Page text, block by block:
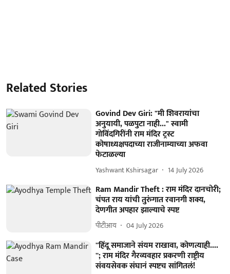
Related Stories
Govind Dev Giri: "मी शिवरायांचा
अनुयायी, पळपुटा नाही..." स्वामी
गोविंदगिरींनी राम मंदिर ट्रस्ट
कोषाध्यक्षपदाच्या राजीनाम्याच्या अफवा
फेटाळल्या
Yashwant Kshirsagar 14 July 2026
Ram Mandir Theft : राम मंदिर दानचोरी;
चंपत राय यांची तुरुंगात रवानगी शक्य,
देणगीत अपहार झाल्याचे स्पष्ट
पीटीआय 04 July 2026
''हिंदू समाजाने संयम राखावा, कोणत्याही....
''; राम मंदिर गैरव्यवहार प्रकरणी राष्ट्रीय
संवयसेवक संघानं स्पष्टच सांगितलं!